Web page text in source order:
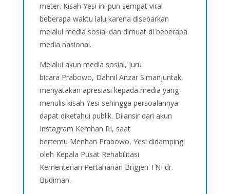
meter. Kisah Yesi ini pun sempat viral
beberapa waktu lalu karena disebarkan
melalui media sosial dan dimuat di beberapa
media nasional.
Melalui akun media sosial, juru
bicara Prabowo, Dahnil Anzar Simanjuntak,
menyatakan apresiasi kepada media yang
menulis kisah Yesi sehingga persoalannya
dapat diketahui publik. Dilansir dari akun
Instagram Kemhan RI, saat
bertemu Menhan Prabowo, Yesi didampingi
oleh Kepala Pusat Rehabilitasi
Kementerian Pertahanan Brigjen TNI dr.
Budiman.